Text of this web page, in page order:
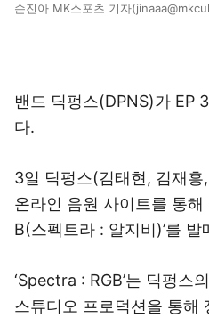
손진아 MK스포츠 기자
밴드 딕펑스(DPNS)가 EP
다.
3일 딕펑스(김태현, 김재
온라인 음원 사이트를 통해
B(스펙트라 : 알지비)’를 발
‘Spectra : RGB’는 딕펑스
스튜디오 프로덕션을 통해